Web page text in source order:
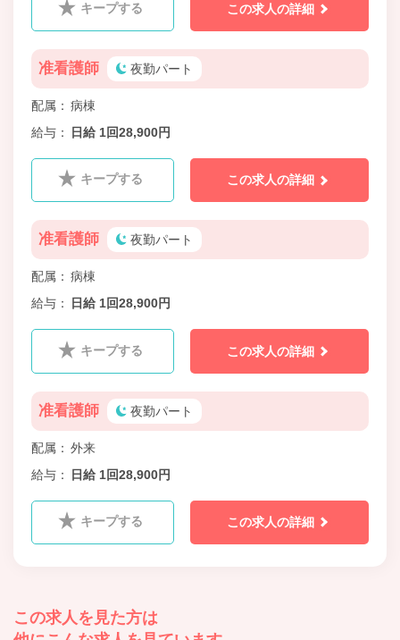
キープする この求人の詳細
准看護師 夜勤パート
配属
病棟
給与
日給 1回28,900円
キープする この求人の詳細
准看護師 夜勤パート
配属
病棟
給与
日給 1回28,900円
キープする この求人の詳細
准看護師 夜勤パート
配属
外来
給与
日給 1回28,900円
キープする この求人の詳細
この求人を見た方は